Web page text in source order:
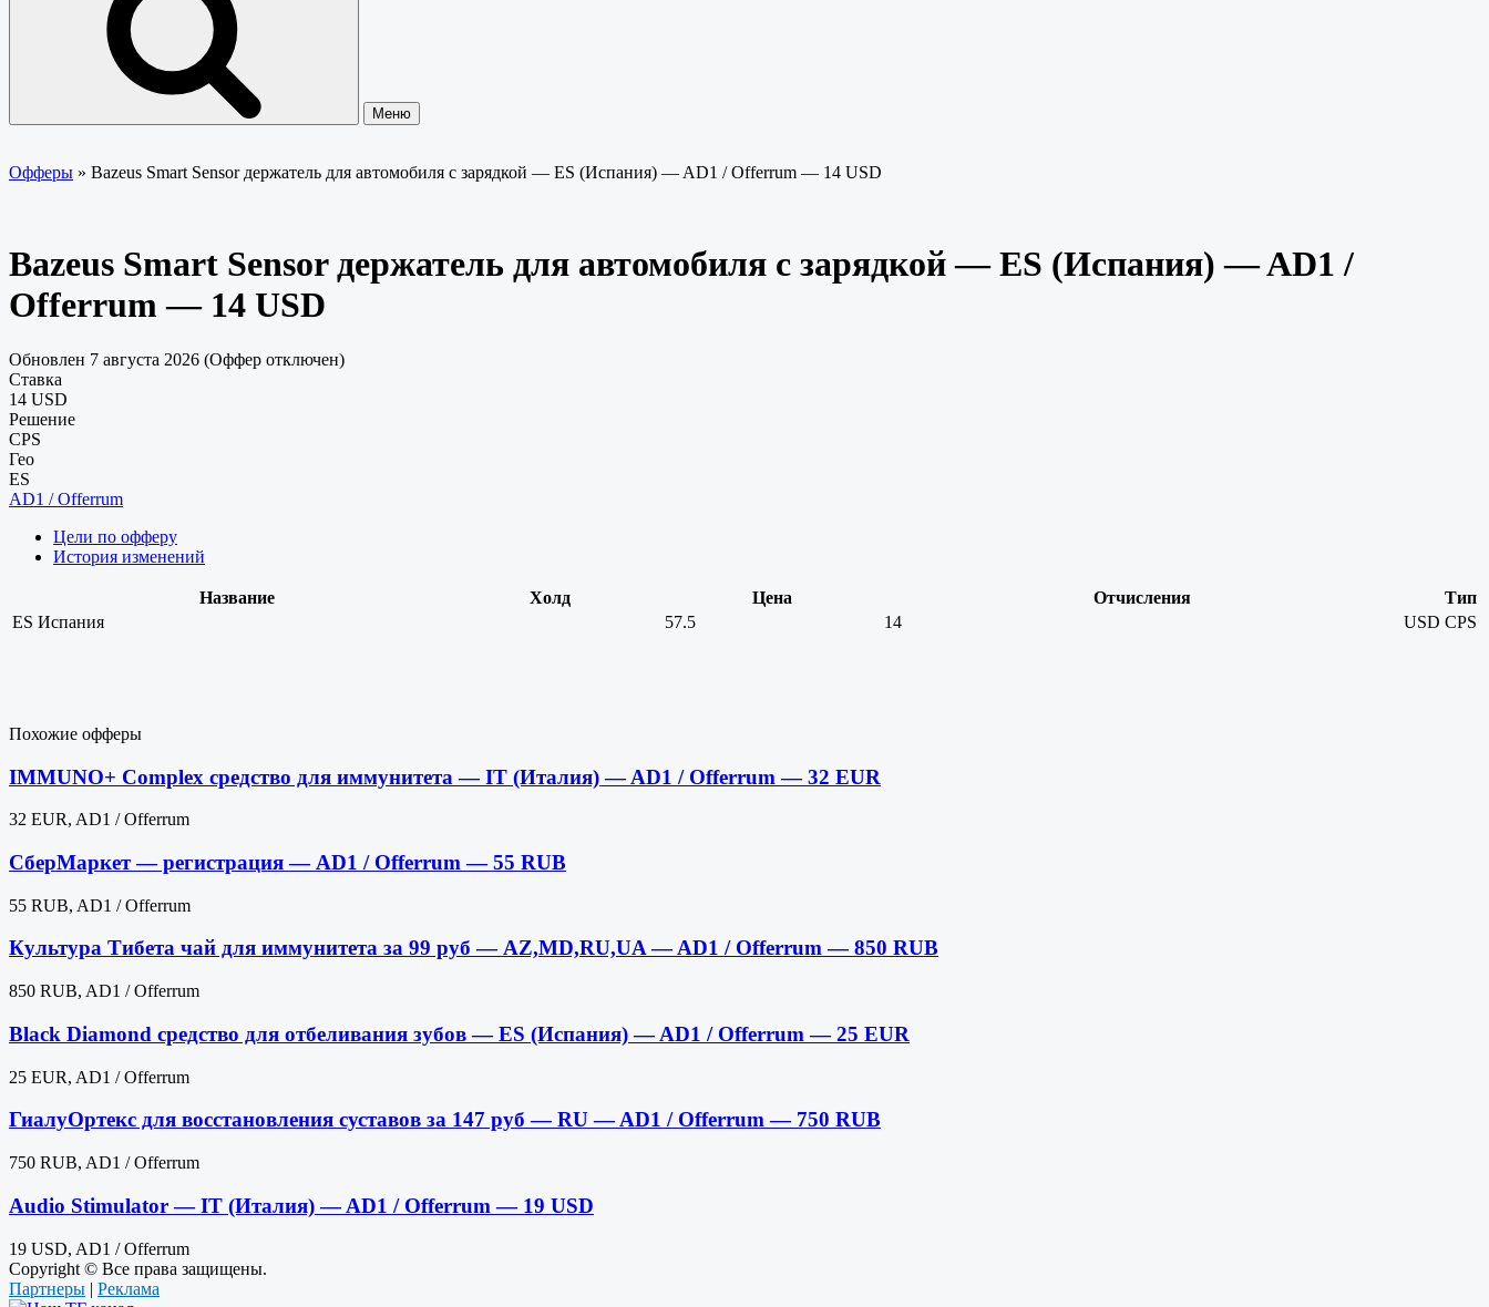
Меню
Офферы » Bazeus Smart Sensor держатель для автомобиля с зарядкой — ES (Испания) — AD1 / Offerrum — 14 USD
Bazeus Smart Sensor держатель для автомобиля с зарядкой — ES (Испания) — AD1 /
Offerrum — 14 USD
Обновлен 7 августа 2026 (Оффер отключен)
Ставка
14 USD
Решение
CPS
Гео
ES
AD1 / Offerrum
Цели по офферу
История изменений
Название Холд Цена Отчисления
Тип
ES Испания 57.5 14 USD CPS
Похожие офферы
IMMUNO+ Complex средство для иммунитета — IT (Италия) — AD1 / Offerrum — 32 EUR
32 EUR, AD1 / Offerrum
СберМаркет — регистрация — AD1 / Offerrum — 55 RUB
55 RUB, AD1 / Offerrum
Культура Тибета чай для иммунитета за 99 руб — AZ,MD,RU,UA — AD1 / Offerrum — 850 RUB
850 RUB, AD1 / Offerrum
Black Diamond средство для отбеливания зубов — ES (Испания) — AD1 / Offerrum — 25 EUR
25 EUR, AD1 / Offerrum
ГиалуОртекс для восстановления суставов за 147 руб — RU — AD1 / Offerrum — 750 RUB
750 RUB, AD1 / Offerrum
Audio Stimulator — IT (Италия) — AD1 / Offerrum — 19 USD
19 USD, AD1 / Offerrum
Copyright © Все права защищены.
Партнеры | Реклама